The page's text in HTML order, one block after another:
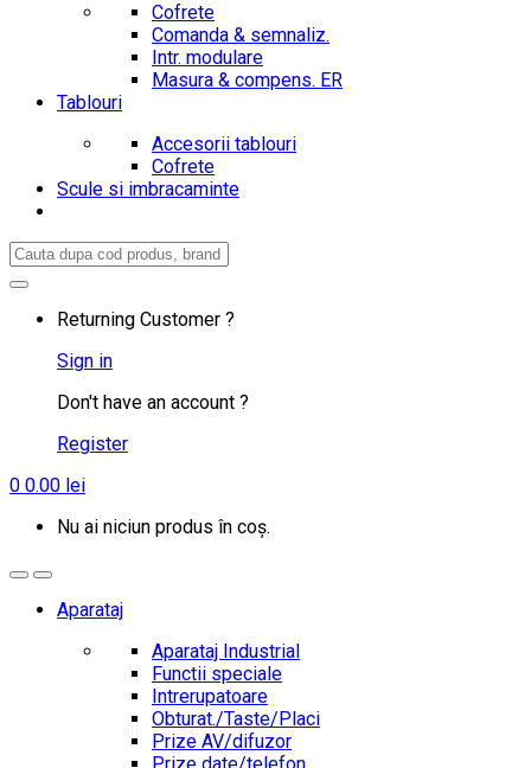
Cofrete
Comanda & semnaliz.
Intr. modulare
Masura & compens. ER
Tablouri
Accesorii tablouri
Cofrete
Scule si imbracaminte
Search
Returning Customer ?
Sign in
Don't have an account ?
Register
0 0.00 lei
Nu ai niciun produs în coș.
Aparataj
Aparataj Industrial
Functii speciale
Intrerupatoare
Obturat./Taste/Placi
Prize AV/difuzor